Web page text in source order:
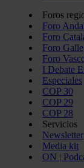
Foros
Foro
Foro
Foro
Foro
I Debate
Especiales
COP 30
COP 29
COP 28
Servicios
Newsletter
Media kit
ON |